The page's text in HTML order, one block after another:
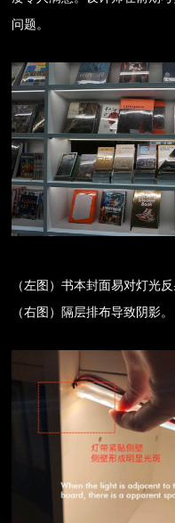
问题。
（左图）书本封面易对灯光
（右图）隔层排布导致阴影。